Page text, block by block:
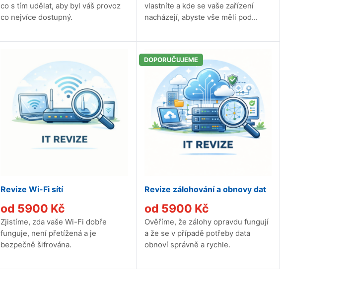
co s tím udělat, aby byl váš provoz
co nejvíce dostupný.
vlastníte a kde se vaše zařízení
nacházejí, abyste vše měli pod...
Revize Wi-Fi sítí
od 5900 Kč
Zjistíme, zda vaše Wi-Fi dobře
funguje, není přetížená a je
bezpečně šifrována.
DOPORUČUJEME
Revize zálohování a obnovy dat
od 5900 Kč
Ověříme, že zálohy opravdu fungují
a že se v případě potřeby data
obnoví správně a rychle.